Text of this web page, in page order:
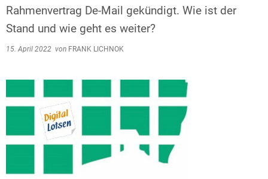
Rahmenvertrag De-Mail gekündigt. Wie ist der
Stand und wie geht es weiter?
15. April 2022 von FRANK LICHNOK